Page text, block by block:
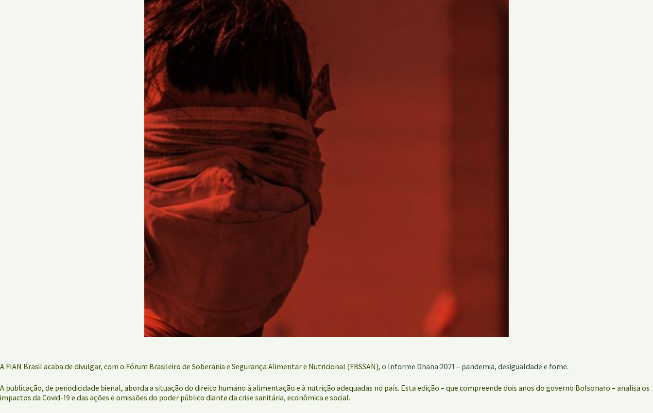
A FIAN Brasil acaba de divulgar, com o Fórum Brasileiro de Soberania e Segurança Alimentar e Nutricional (FBSSAN), o Informe Dhana 2021 – pandemia, desigualdade e fome.
A publicação, de periodicidade bienal, aborda a situação do direito humano à alimentação e à nutrição adequadas no país. Esta edição – que compreende dois anos do governo Bolsonaro – analisa os
impactos da Covid-19 e das ações e omissões do poder público diante da crise sanitária, econômica e social.